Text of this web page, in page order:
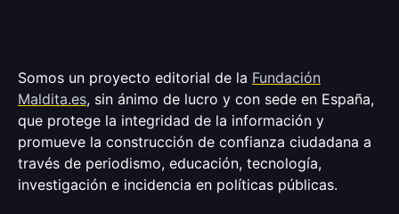
Somos un proyecto editorial de la Fundación
Maldita.es, sin ánimo de lucro y con sede en España,
que protege la integridad de la información y
promueve la construcción de confianza ciudadana a
través de periodismo, educación, tecnología,
investigación e incidencia en políticas públicas.